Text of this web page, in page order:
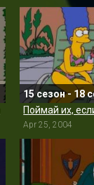
15 сезон - 18
Поймай их,
Apr 25, 2004